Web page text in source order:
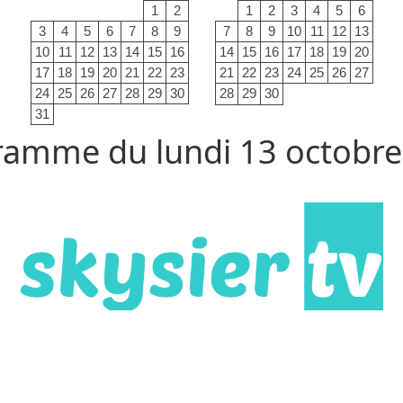
1
2
3
4 5 6 7 8
9
10
11 12 13 14 15 16
17 18 19 20 21 22 23
24 25 26 27 28 29 30
31
1 2 3 4 5
6
7
8 9 10 11 12 13
14 15 16 17 18 19 20
21
22 23 24 25 26 27
28 29 30
du lundi 13